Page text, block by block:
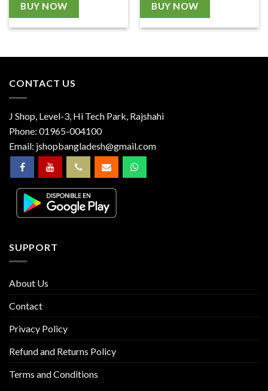
BUY NOW BUY NOW
CONTACT US
J Shop, Level-3, Hi Tech Park, Rajshahi
Phone: 01965-004100
Email: jshopbangladesh@gmail.com
SUPPORT
About Us
Contact
Privacy Policy
Refund and Returns Policy
Terms and Conditions